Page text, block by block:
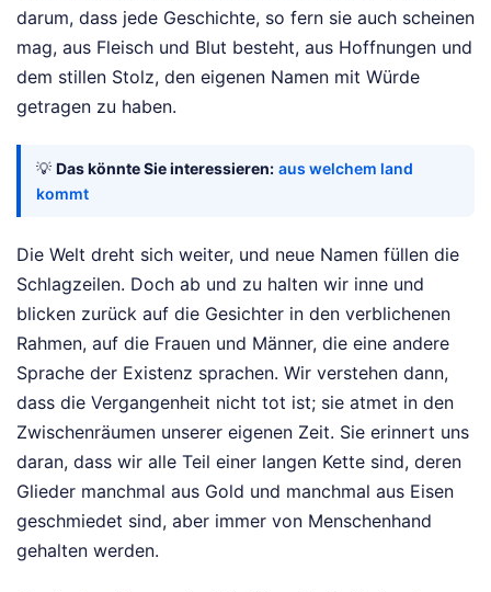
darum, dass jede Geschichte, so fern sie auch scheinen
mag, aus Fleisch und Blut besteht, aus Hoffnungen und
dem stillen Stolz, den eigenen Namen mit Würde
getragen zu haben.
💡 Das könnte Sie interessieren: aus welchem land
kommt
Die Welt dreht sich weiter, und neue Namen füllen die
Schlagzeilen. Doch ab und zu halten wir inne und
blicken zurück auf die Gesichter in den verblichenen
Rahmen, auf die Frauen und Männer, die eine andere
Sprache der Existenz sprachen. Wir verstehen dann,
dass die Vergangenheit nicht tot ist; sie atmet in den
Zwischenräumen unserer eigenen Zeit. Sie erinnert uns
daran, dass wir alle Teil einer langen Kette sind, deren
Glieder manchmal aus Gold und manchmal aus Eisen
geschmiedet sind, aber immer von Menschenhand
gehalten werden.